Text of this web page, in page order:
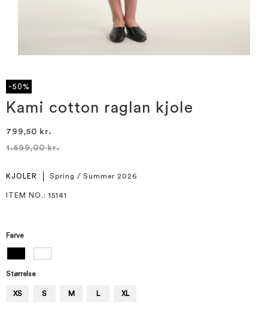
starten
af
billedgalleriet
-50%
Kami cotton raglan kjole
799,50 kr.
1.599,00 kr.
KJOLER Spring / Summer 2026
ITEM NO. : 15141
Farve
Størrelse
XS S M L XL